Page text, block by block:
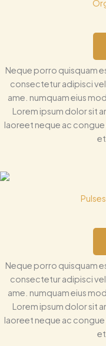
Neque porro quisquam
consectetur adipisci
ame. numquam eius
Lorem ipsum dolor sit
laoreet neque ac
Neque porro quisquam
consectetur adipisci
ame. numquam eius
Lorem ipsum dolor sit
laoreet neque ac